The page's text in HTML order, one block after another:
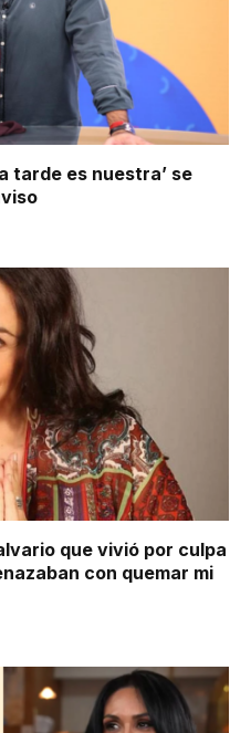
tarde es nuestra’ se
que vivió por culpa
con quemar mi